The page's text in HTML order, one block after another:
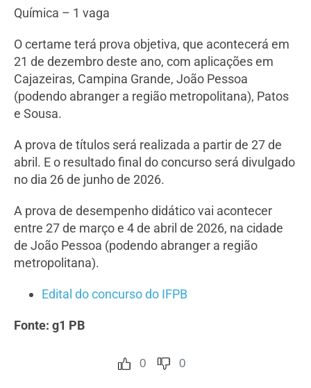
Química – 1 vaga
O certame terá prova objetiva, que acontecerá em
21 de dezembro deste ano, com aplicações em
Cajazeiras, Campina Grande, João Pessoa
(podendo abranger a região metropolitana), Patos
e Sousa.
A prova de títulos será realizada a partir de 27 de
abril. E o resultado final do concurso será divulgado
no dia 26 de junho de 2026.
A prova de desempenho didático vai acontecer
entre 27 de março e 4 de abril de 2026, na cidade
de João Pessoa (podendo abranger a região
metropolitana).
Edital do concurso do IFPB
Fonte: g1 PB
0 0